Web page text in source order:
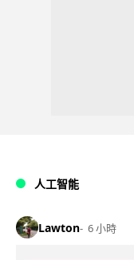
人工智能
Lawton 6 小時